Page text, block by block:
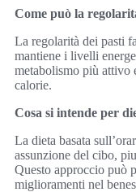
Come può la
La regolarità dei pasti
mantiene i livelli
metabolismo più attivo
calorie.
Cosa si intende per
La dieta basata
assunzione del cibo,
Questo approccio può
miglioramenti nel